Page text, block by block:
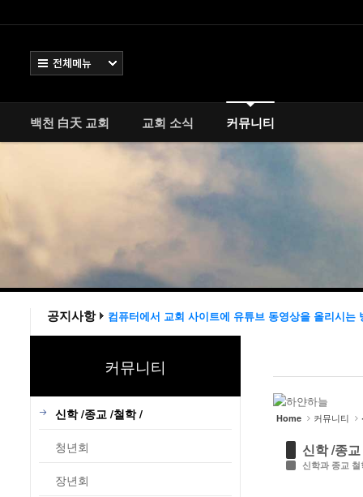
백천 白天 교회 교회 소식 커뮤니티
공지사항
컴퓨터에서 교회 사이트에 유튜브 동영상을 올리시는
공지사항 테스트
1
레이아웃 작업
커뮤니티
신학 /종교 /철학 /
청년회
장년회
Home 커뮤니티
신학 /종
신학과 종교
Select language
교회 소식
- 자유게시판
- ™-가입인사
Sketchbook5, 스케치북5
Sketchbook5, 스케치북5
Sketchbook5, 스케치북5
Sketchbook5, 스케치북5